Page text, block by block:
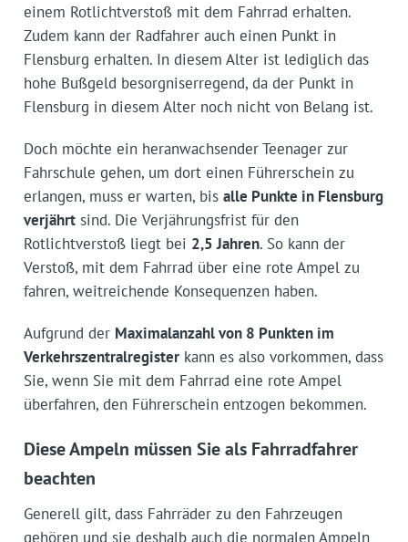
einem Rotlichtverstoß mit dem Fahrrad erhalten.
Zudem kann der Radfahrer auch einen Punkt in
Flensburg erhalten. In diesem Alter ist lediglich das
hohe Bußgeld besorgniserregend, da der Punkt in
Flensburg in diesem Alter noch nicht von Belang ist.
Doch möchte ein heranwachsender Teenager zur
Fahrschule gehen, um dort einen Führerschein zu
erlangen, muss er warten, bis alle Punkte in Flensburg
verjährtsind. Die Verjährungsfrist für den
Rotlichtverstoß liegt bei 2,5 Jahren. So kann der
Verstoß, mit dem Fahrrad über eine rote Ampel zu
fahren, weitreichende Konsequenzen haben.
Aufgrund der Maximalanzahl von 8 Punkten im
Verkehrszentralregisterkann es also vorkommen, dass
Sie, wenn Sie mit dem Fahrrad eine rote Ampel
überfahren, den Führerschein entzogen bekommen.
Diese Ampeln müssen Sie als Fahrradfahrer
beachten
Generell gilt, dass Fahrräder zu den Fahrzeugen
gehören und sie deshalb auch die normalen Ampeln